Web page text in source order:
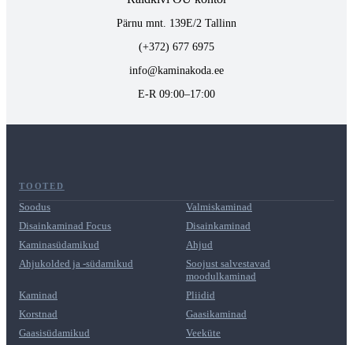
Pärnu mnt. 139E/2 Tallinn
(+372) 677 6975
info@kaminakoda.ee
E-R 09:00–17:00
TOOTED
Soodus
Valmiskaminad
Disainkaminad Focus
Disainkaminad
Kaminasüdamikud
Ahjud
Ahjukolded ja -südamikud
Soojust salvestavad
moodulkaminad
Kaminad
Pliidid
Korstnad
Gaasikaminad
Gaasisüdamikud
Veeküte